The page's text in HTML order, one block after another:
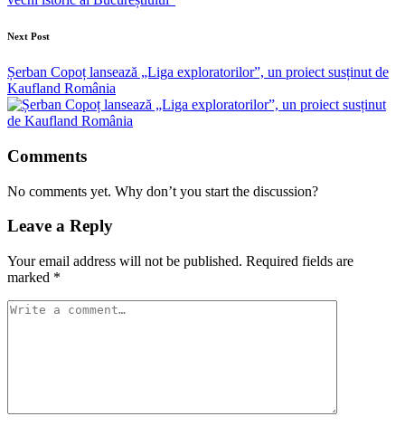
Next Post
Șerban Copoț lansează „Liga exploratorilor”, un proiect susținut de
Kaufland România
Comments
No comments yet. Why don’t you start the discussion?
Leave a Reply
Your email address will not be published. Required fields are
marked *